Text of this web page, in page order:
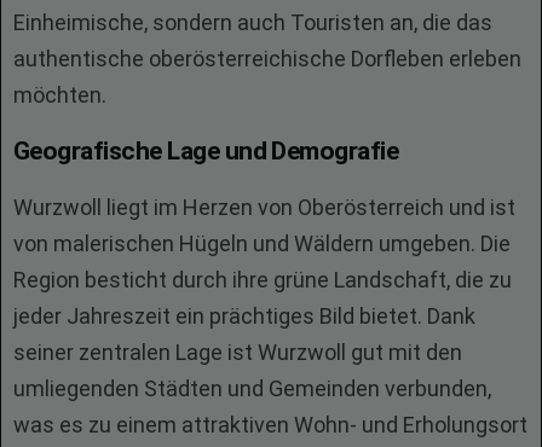
Einheimische, sondern auch Touristen an, die das
authentische oberösterreichische Dorfleben erleben
möchten.
Geografische Lage und Demografie
Wurzwoll liegt im Herzen von Oberösterreich und ist
von malerischen Hügeln und Wäldern umgeben. Die
Region besticht durch ihre grüne Landschaft, die zu
jeder Jahreszeit ein prächtiges Bild bietet. Dank
seiner zentralen Lage ist Wurzwoll gut mit den
umliegenden Städten und Gemeinden verbunden,
was es zu einem attraktiven Wohn- und Erholungsort